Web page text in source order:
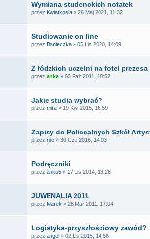
Wymiana studenckich notatek
przez Kwiatkosia » 26 Maj 2021, 11:32
Studiowanie on line
przez Banieczka » 05 Lis 2020, 14:09
Z łódzkich uczelni na fotel prezesa
przez anka » 03 Paź 2011, 10:52
Jakie studia wybrać?
przez mira » 19 Kwi 2015, 16:59
Zapisy do Policealnych Szkół
przez roe » 30 Cze 2016, 14:03
Podręczniki
przez anko5 » 17 Lis 2014, 13:26
JUWENALIA 2011
przez Marek » 28 Mar 2011, 17:04
Logistyka-przyszłościowy zawód?
przez angel » 02 Lis 2015, 14:56